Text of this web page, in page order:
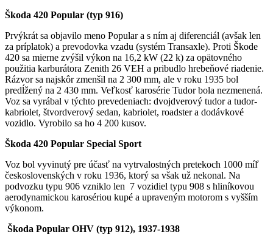
Škoda 420 Popular (typ 916)
Prvýkrát sa objavilo meno Popular a s ním aj diferenciál (avšak len
za príplatok) a prevodovka vzadu (systém Transaxle). Proti Škode
420 sa mierne zvýšil výkon na 16,2 kW (22 k) za opätovného
použitia karburátora Zenith 26 VEH a pribudlo hrebeňové riadenie.
Rázvor sa najskôr zmenšil na 2 300 mm, ale v roku 1935 bol
predĺžený na 2 430 mm. Veľkosť karosérie Tudor bola nezmenená.
Voz sa vyrábal v týchto prevedeniach: dvojdverový tudor a tudor-
kabriolet, štvordverový sedan, kabriolet, roadster a dodávkové
vozidlo. Vyrobilo sa ho 4 200 kusov.
Škoda 420 Popular Special Sport
Voz bol vyvinutý pre účasť na vytrvalostných pretekoch 1000 míľ
československých v roku 1936, ktorý sa však už nekonal. Na
podvozku typu 906 vzniklo len 7 vozidiel typu 908 s hliníkovou
aerodynamickou karosériou kupé a upraveným motorom s vyšším
výkonom.
Škoda Popular OHV (typ 912), 1937-1938